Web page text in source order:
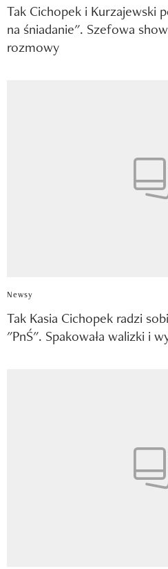
Tak Cichopek i Kurzajewski
na śniadanie". Szefowa
rozmowy
Newsy
Tak Kasia Cichopek radzi
"PnŚ". Spakowała walizki i